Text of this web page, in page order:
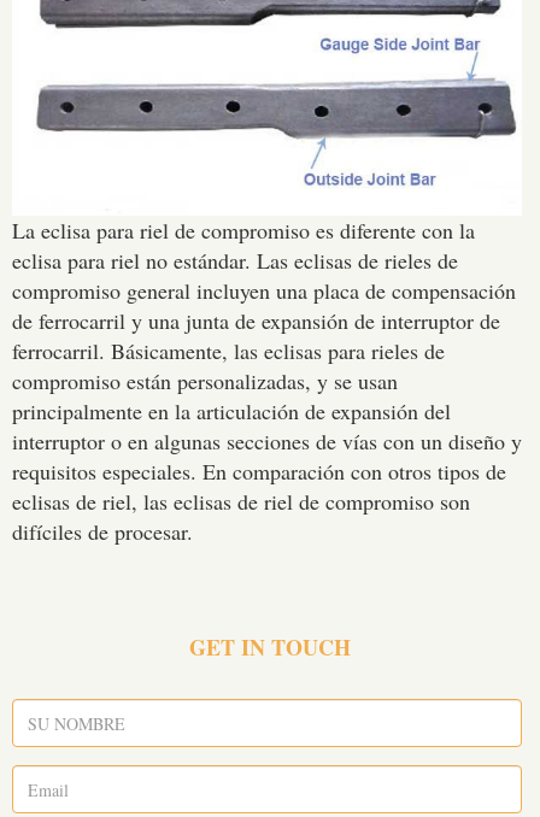
La eclisa para riel de compromiso es diferente con la
eclisa para riel no estándar. Las eclisas de rieles de
compromiso general incluyen una placa de compensación
de ferrocarril y una junta de expansión de interruptor de
ferrocarril. Básicamente, las eclisas para rieles de
compromiso están personalizadas, y se usan
principalmente en la articulación de expansión del
interruptor o en algunas secciones de vías con un diseño y
requisitos especiales. En comparación con otros tipos de
eclisas de riel, las eclisas de riel de compromiso son
difíciles de procesar.
GET IN TOUCH